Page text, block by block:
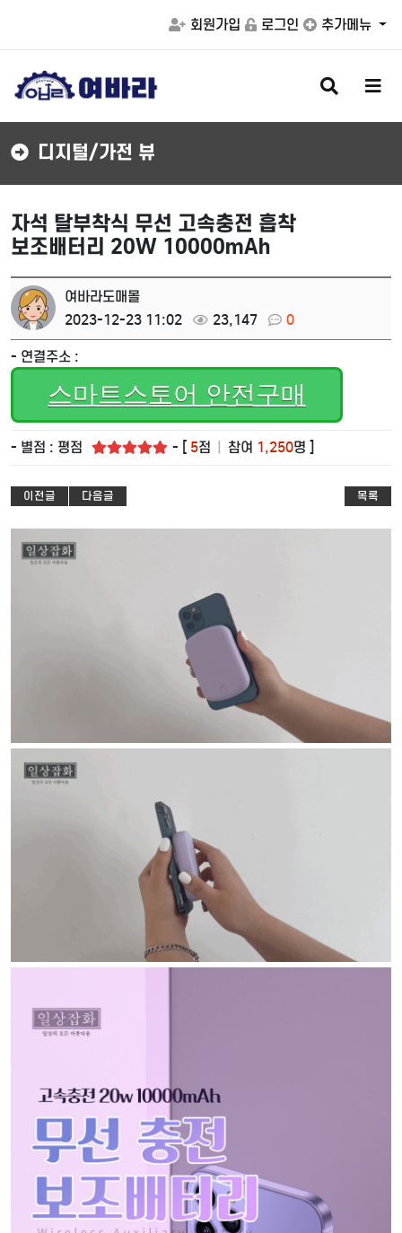
회원가입 로그인 추가메뉴
검
색
버
메
버
디지털/가전 뷰
자석 탈부착식 무선 고속충전 흡착
보조배터리 20W 10000mAh
여바라도매몰
2023-12-23 11:02
23,147 0
- 연결주소 :
스마트스토어 안전구매
- 별점 : 평점 - [ 5점 참여 1,250명 ]
이전글 다음글 목록